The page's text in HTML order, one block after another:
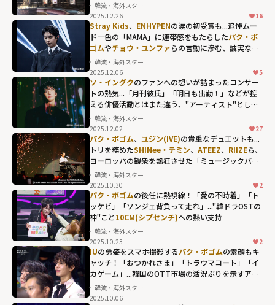
韓流・海外スター
2025.12.26
16
Stray Kids、 ENHYPENの涙の初受賞も...追悼ムー
ド一色の「MAMA」に連帯感をもたらしたパク・ボ
ゴムやチョウ・ユンファらの言動に滲む、誠実な人
間性
韓流・海外スター
2025.12.06
5
ソ・イングクのファンへの想いが詰まったコンサー
トの熱気...「月刊彼氏」「明日も出勤！」などが控
える俳優活動とはまた違う、"アーティスト"として
の一面
韓流・海外スター
2025.12.02
27
パク・ボゴム、 ユジン(IVE)の貴重なデュエットも...
トリを務めたSHINee・テミン、 ATEEZ、 RIIZEら、
ヨーロッパの観衆を熱狂させた「ミュージックバン
ク」のリスボン公演
韓流・海外スター
2025.10.30
2
10CM(シプセン
チ)への熱い支持"
width="304"
height="203"
パク・ボゴムの後任に熱視線！「愛の不時着」「ト
ッケビ」「ソンジェ背負って走れ」..."韓ドラOSTの
神"こと10CM(シプセンチ)への熱い支持
韓流・海外スター
2025.10.23
2
IUの勇姿をスマホ撮影するパク・ボゴムの素顔もキ
ャッチ！「おつかれさま」「トラウマコート」「イ
カゲーム」...韓国のOTT市場の活況ぶりを示すアワ
ードの名珍場面
韓流・海外スター
2025.10.06